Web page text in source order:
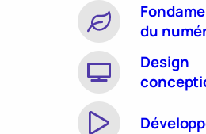
du
Design